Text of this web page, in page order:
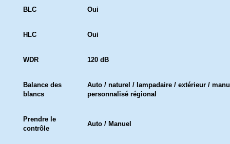
BLC Oui
HLC Oui
WDR 120 dB
Balance des
blancs
Auto / naturel / lampadaire / extérieur /
personnalisé régional
Prendre le
contrôle
Auto / Manuel